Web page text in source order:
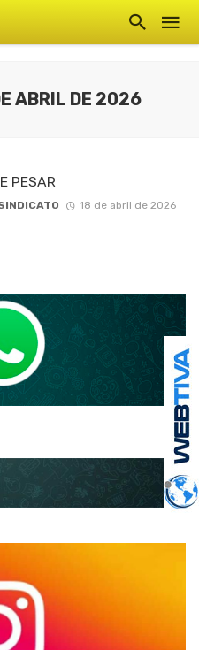
ABRIL DE 2026
PESAR
18 de abril de 2026